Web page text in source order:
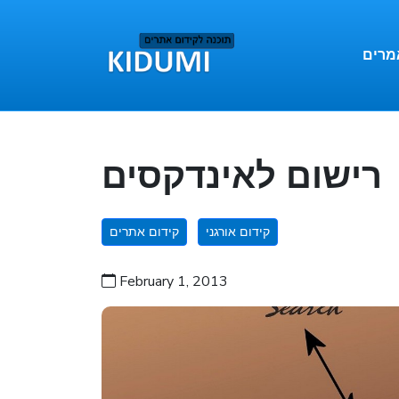
רישום לאינדקסים
קידום אתרים קידום אורגני
February 1, 2013